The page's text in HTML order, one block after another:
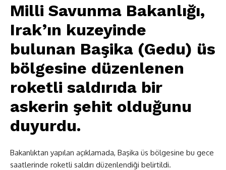
Milli Savunma Bakanlığı,
Irak’ın kuzeyinde
bulunan Başika (Gedu) üs
bölgesine düzenlenen
roketli saldırıda bir
askerin şehit olduğunu
duyurdu.
Bakanlıktan yapılan açıklamada, Başika üs bölgesine bu gece
saatlerinde roketli saldırı düzenlendiği belirtildi.